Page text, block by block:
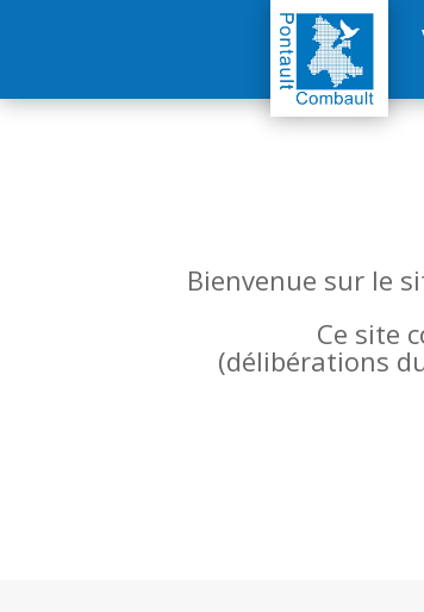
Bienvenue sur le
Ce site
(délibérations